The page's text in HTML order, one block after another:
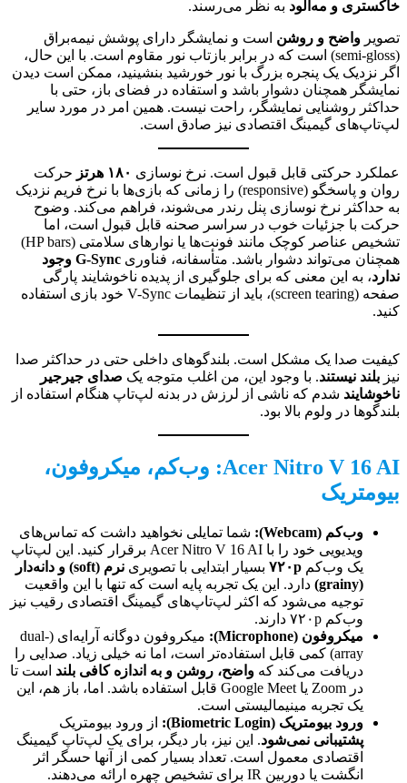
خاکستری و مه‌آلود به نظر می‌رسند.
تصویر واضح و روشن است و نمایشگر دارای پوشش نیمه‌براق
(semi-gloss) است که در برابر بازتاب نور مقاوم است. با این حال،
اگر نزدیک یک پنجره بزرگ با نور خورشید بنشینید، ممکن است دیدن
نمایشگر همچنان دشوار باشد و استفاده در فضای باز، حتی با
حداکثر روشنایی نمایشگر، راحت نیست. همین امر در مورد سایر
لپ‌تاپ‌های گیمینگ اقتصادی نیز صادق است.
عملکرد حرکتی قابل قبول است. نرخ نوسازی ۱۸۰ هرتز
حرکت
روان و پاسخگو (responsive) را زمانی که بازی‌ها با نرخ فریم نزدیک
به حداکثر نرخ نوسازی پنل رندر می‌شوند، فراهم می‌کند. وضوح
حرکت با جزئیات خوب در سراسر صحنه قابل قبول است، اما
تشخیص عناصر کوچک مانند فونت‌ها یا نوارهای سلامتی (HP bars)
همچنان می‌تواند دشوار باشد. متأسفانه، فناوری
G-Sync وجود
ندارد، به این معنی که برای جلوگیری از پدیده ناخوشایند پارگی
صفحه (screen tearing)، باید از تنظیمات V-Sync خود بازی استفاده
کنید.
کیفیت صدا یک مشکل است. بلندگوهای داخلی حتی در حداکثر صدا
نیز بلند نیستند. با وجود این، من اغلب متوجه یک صدای جیرجیر
ناخوشایند شدم که ناشی از لرزش در بدنه لپ‌تاپ هنگام استفاده از
بلندگوها در ولوم بالا بود.
Acer Nitro V 16 AI: وب‌کم، میکروفون،
بیومتریک
وب‌کم (Webcam):
شما تمایلی نخواهید داشت که تماس‌های
ویدیویی خود را با Acer Nitro V 16 AI برقرار کنید. این لپ‌تاپ
یک وب‌کم ۷۲۰p بسیار ابتدایی با تصویری
نرم (soft) و دانه‌دار
(grainy)
دارد. این یک تجربه پایه است که تنها با این واقعیت
توجیه می‌شود که اکثر لپ‌تاپ‌های گیمینگ اقتصادی رقیب نیز
وب‌کم ۷۲۰p دارند.
میکروفون (Microphone):
میکروفون دوگانه آرایه‌ای (dual-
array) کمی قابل استفاده‌تر است، اما نه خیلی زیاد. صدایی را
دریافت می‌کند که واضح، روشن و به اندازه کافی بلند است تا
در Zoom یا Google Meet قابل استفاده باشد. اما، باز هم، این
یک تجربه مینیمالیستی است.
ورود بیومتریک (Biometric Login):
از ورود بیومتریک
پشتیبانی نمی‌شود. این نیز، بار دیگر، برای یک لپ‌تاپ گیمینگ
اقتصادی معمول است. تعداد بسیار کمی از آنها حسگر اثر
انگشت یا دوربین IR برای تشخیص چهره ارائه می‌دهند.